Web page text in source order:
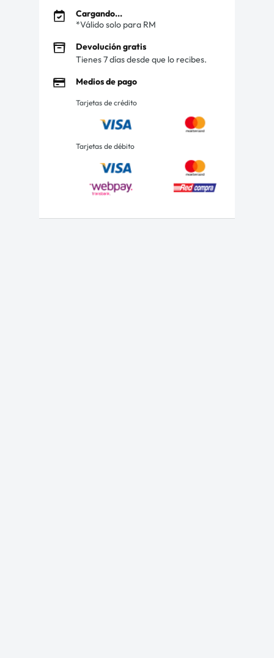
Cargando...
*Válido solo para RM
Devolución gratis
Tienes 7 días desde que lo recibes.
Medios de pago
Tarjetas de crédito
Tarjetas de débito